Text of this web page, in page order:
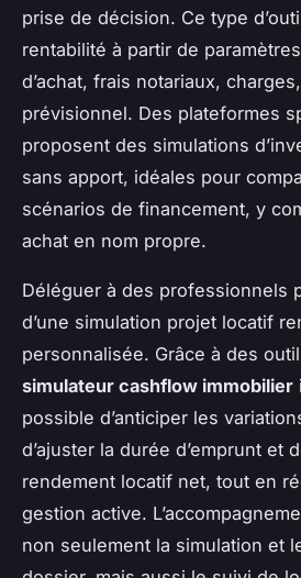
prise de décision. Ce type
rentabilité à partir de
d’achat, frais notariaux,
prévisionnel. Des plateformes
proposent des simulations
sans apport, idéales pour
scénarios de financement, y
achat en nom propre.
Déléguer à des professionnels
d’une simulation projet locatif
personnalisée. Grâce à des
simulateur cashflow immobilier
possible d’anticiper les
d’ajuster la durée d’emprunt et
rendement locatif net, tout en
gestion active.
non seulement la simulation et